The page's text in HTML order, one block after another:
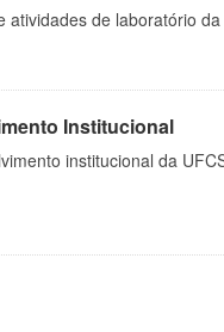
de laboratório da
Institucional
institucional da